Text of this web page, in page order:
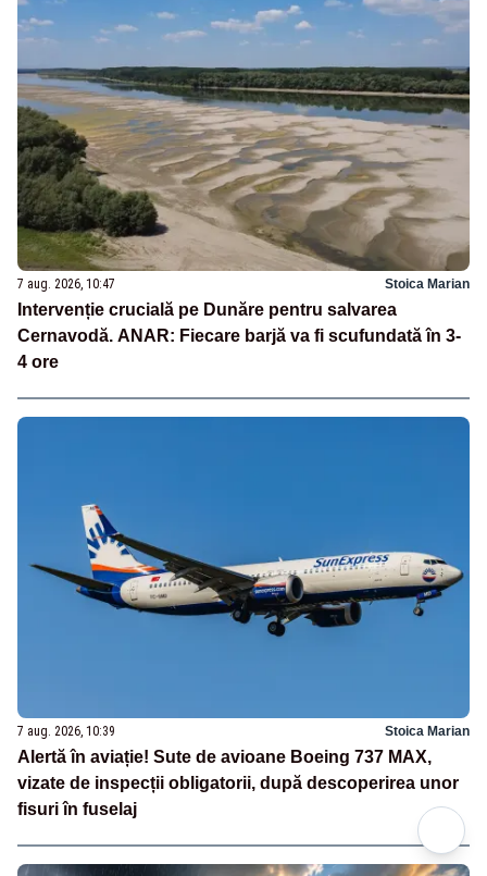
7 aug. 2026, 10:47 Stoica Marian
Intervenție crucială pe Dunăre pentru salvarea
Cernavodă. ANAR: Fiecare barjă va fi scufundată în 3-
4 ore
7 aug. 2026, 10:39 Stoica Marian
Alertă în aviație! Sute de avioane Boeing 737 MAX,
vizate de inspecții obligatorii, după descoperirea unor
fisuri în fuselaj